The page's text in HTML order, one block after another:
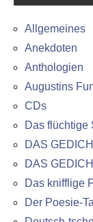
Allgemeines
Anekdoten
Anthologien
Augustins
CDs
Das flüchtige
DAS
DAS
Das knifflige
Der Poesie-